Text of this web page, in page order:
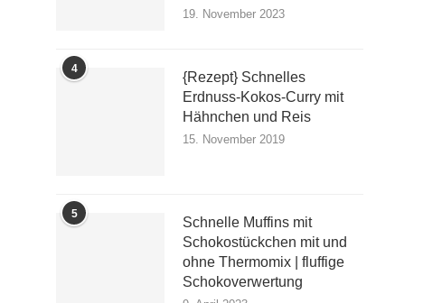
19. November 2023
4
{Rezept} Schnelles
Erdnuss-Kokos-Curry mit
Hähnchen und Reis
15. November 2019
5
Schnelle Muffins mit
Schokostückchen mit und
ohne Thermomix | fluffige
Schokoverwertung